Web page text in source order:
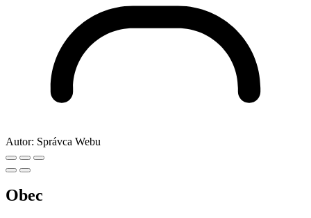
Autor: Správca Webu
Obec